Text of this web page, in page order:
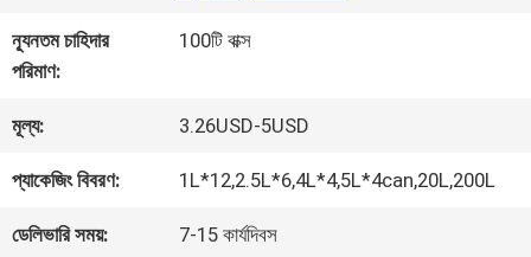
কারখানা
মান
নিয়ন্ত্রণ
ন্যূনতম চাহিদার
পরিমাণ:
100টি বাক্স
মূল্য: 3.26USD-5USD
প্যাকেজিং বিবরণ: 1L*12,2.5L*6,4L*4,5L*4can,20L,200L
ডেলিভারি সময়: 7-15 কার্যদিবস